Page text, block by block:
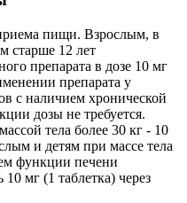
пищи. Взрослым, в
старше 12 лет
препарата в дозе 10 мг
препарата у
с наличием хронической
дозы не требуется.
тела более 30 кг - 10
и детям при массе тела
функции печени
10 мг (1 таблетка) через